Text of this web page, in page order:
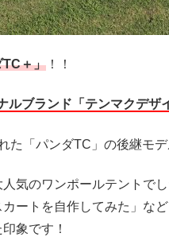
TC＋」 ！！
ルブランド「テンマクデザ
た「パンダTC」の後継モデ
気のワンポールテントで
ートを自作してみた」な
象です！